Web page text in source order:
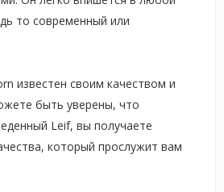
то современный или
известен своим качеством и
быть уверены, что
Leif, вы получаете
который прослужит вам